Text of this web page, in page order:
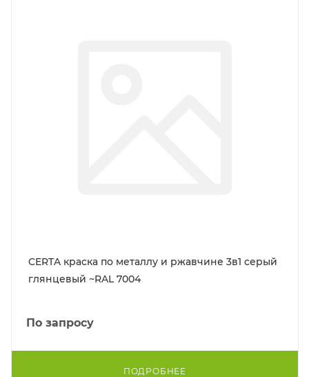
CERTA краска по металлу и ржавчине 3в1 серый
глянцевый ~RAL 7004
По запросу
ПОДРОБНЕЕ